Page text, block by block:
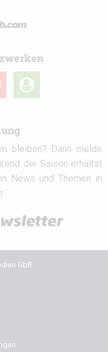
user-
circle
bleiben? Dann melde
der Saison erhältst
News und Themen in
GbR